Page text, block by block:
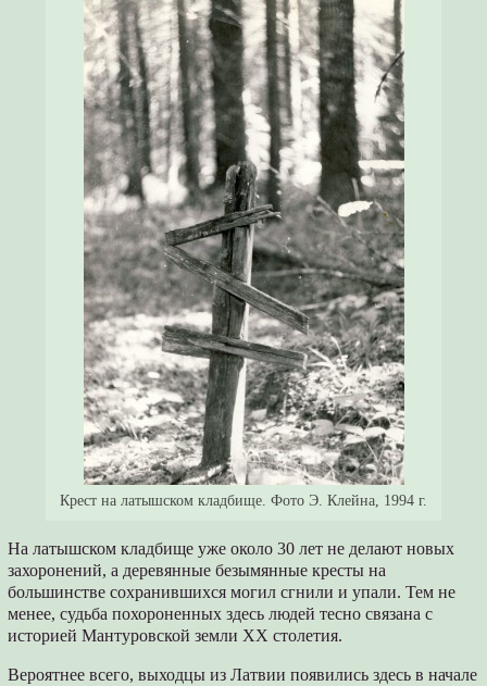
Крест на латышском кладбище. Фото Э. Клейна, 1994 г.
На латышском кладбище уже около 30 лет не делают новых
захоронений, а деревянные безымянные кресты на
большинстве сохранившихся могил сгнили и упали. Тем не
менее, судьба похороненных здесь людей тесно связана с
историей Мантуровской земли XX столетия.
Вероятнее всего, выходцы из Латвии появились здесь в начале